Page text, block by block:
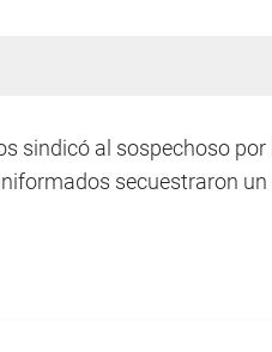
sindicó al sospechoso
secuestraron